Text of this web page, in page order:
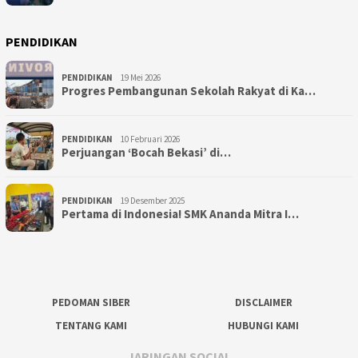
PENDIDIKAN
PENDIDIKAN 19 Mei 2026
Progres Pembangunan Sekolah Rakyat di Ka…
PENDIDIKAN 10 Februari 2026
Perjuangan ‘Bocah Bekasi’ di…
PENDIDIKAN 19 Desember 2025
Pertama di Indonesia! SMK Ananda Mitra I…
PEDOMAN SIBER
DISCLAIMER
TENTANG KAMI
HUBUNGI KAMI